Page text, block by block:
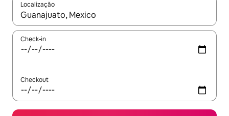
Localização
Quando os resultados estiverem disponíveis, explore-os
Check-in
Checkout